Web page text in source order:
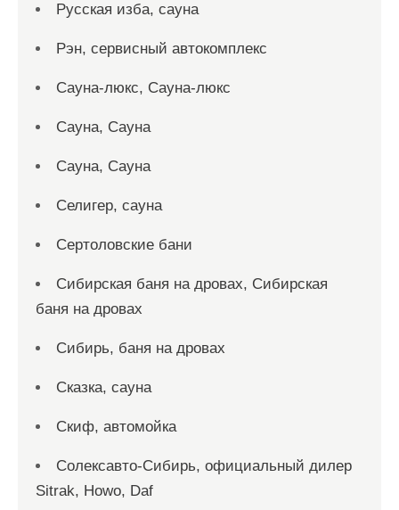
Русская изба, сауна
Рэн, сервисный автокомплекс
Сауна-люкс, Сауна-люкс
Сауна, Сауна
Сауна, Сауна
Селигер, сауна
Сертоловские бани
Сибирская баня на дровах, Сибирская
баня на дровах
Сибирь, баня на дровах
Сказка, сауна
Скиф, автомойка
Солексавто-Сибирь, официальный дилер
Sitrak, Howo, Daf